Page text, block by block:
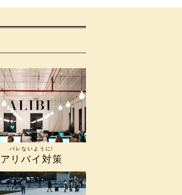
バレないように!
アリバイ対策